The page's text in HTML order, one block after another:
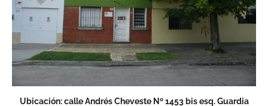
Ubicación: calle Andrés Cheveste Nº 1453 bis esq. Guardia